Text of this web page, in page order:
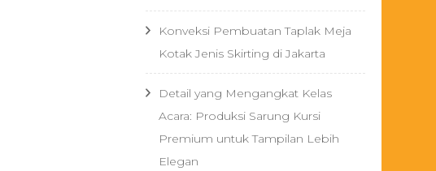
Konveksi Pembuatan Taplak Meja
Kotak Jenis Skirting di Jakarta
Detail yang Mengangkat Kelas
Acara: Produksi Sarung Kursi
Premium untuk Tampilan Lebih
Elegan